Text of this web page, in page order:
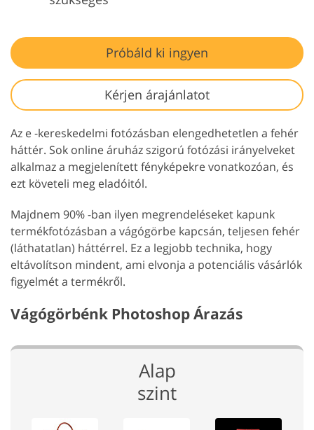
Próbáld ki ingyen
Kérjen árajánlatot
Az e -kereskedelmi fotózásban elengedhetetlen a fehér
háttér. Sok online áruház szigorú fotózási irányelveket
alkalmaz a megjelenített fényképekre vonatkozóan, és
ezt követeli meg eladóitól.
Majdnem 90% -ban ilyen megrendeléseket kapunk
termékfotózásban a vágógörbe kapcsán, teljesen fehér
(láthatatlan) háttérrel. Ez a legjobb technika, hogy
eltávolítson mindent, ami elvonja a potenciális vásárlók
figyelmét a termékről.
Vágógörbénk Photoshop Árazás
Alap
szint